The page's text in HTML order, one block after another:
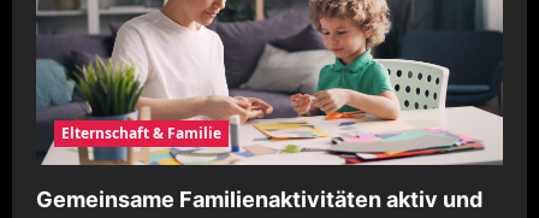
Elternschaft & Familie
Gemeinsame Familienaktivitäten aktiv und